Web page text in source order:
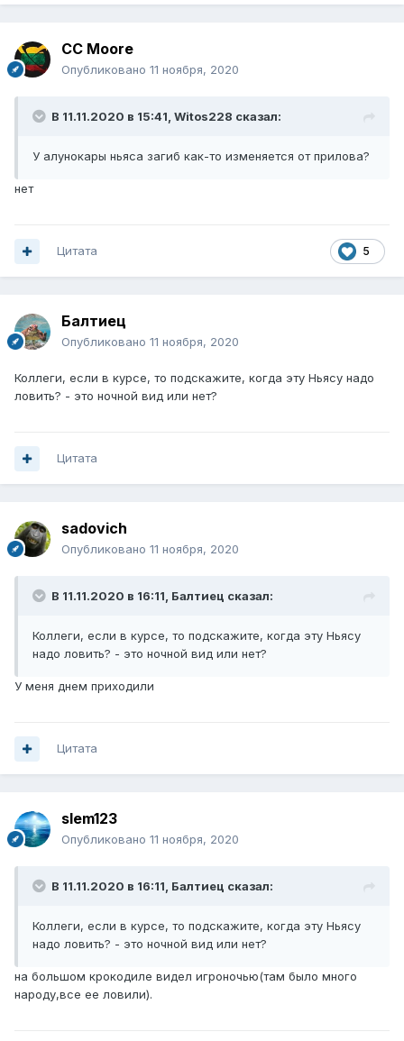
CC Moore
Опубликовано 11 ноября, 2020
В 11.11.2020 в 15:41, Witos228 сказал:
У алунокары ньяса загиб как-то изменяется от прилова?
нет
5
Цитата
Балтиец
Опубликовано 11 ноября, 2020
Коллеги, если в курсе, то подскажите, когда эту Ньясу надо
ловить? - это ночной вид или нет?
Цитата
sadovich
Опубликовано 11 ноября, 2020
В 11.11.2020 в 16:11, Балтиец сказал:
Коллеги, если в курсе, то подскажите, когда эту Ньясу
надо ловить? - это ночной вид или нет?
У меня днем приходили
Цитата
slem123
Опубликовано 11 ноября, 2020
В 11.11.2020 в 16:11, Балтиец сказал:
Коллеги, если в курсе, то подскажите, когда эту Ньясу
надо ловить? - это ночной вид или нет?
на большом крокодиле видел игроночью(там было много
народу,все ее ловили).